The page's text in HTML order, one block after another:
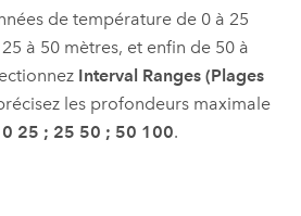
de température de 0 à 25
à 50 mètres, et enfin de 50 à
Interval Ranges (Plages
les profondeurs maximale
0 25 ; 25 50 ; 50 100.